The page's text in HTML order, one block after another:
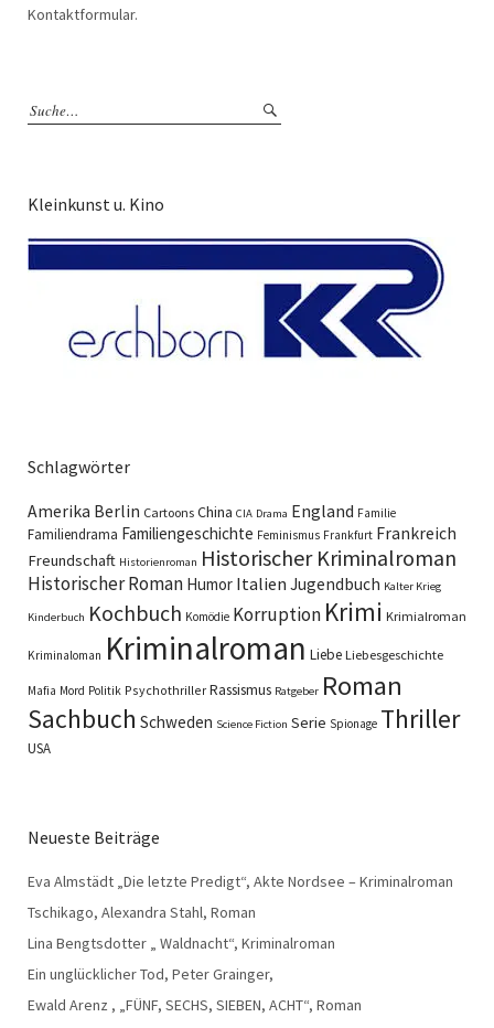
Kontaktformular.
Kleinkunst u. Kino
Schlagwörter
Amerika Berlin Cartoons China CIA Drama England Familie
Familiendrama Familiengeschichte Feminismus Frankfurt Frankreich
Freundschaft Historienroman Historischer Kriminalroman
Historischer Roman Humor Italien Jugendbuch Kalter Krieg
Kinderbuch Kochbuch Komödie Korruption Krimi Krimialroman
Kriminaloman Kriminalroman Liebe Liebesgeschichte
Mafia Mord Politik Psychothriller Rassismus Ratgeber Roman
Sachbuch Schweden Science Fiction Serie Spionage Thriller
USA
Neueste Beiträge
Eva Almstädt „Die letzte Predigt“, Akte Nordsee – Kriminalroman
Tschikago, Alexandra Stahl, Roman
Lina Bengtsdotter „ Waldnacht“, Kriminalroman
Ein unglücklicher Tod, Peter Grainger,
Ewald Arenz , „FÜNF, SECHS, SIEBEN, ACHT“, Roman